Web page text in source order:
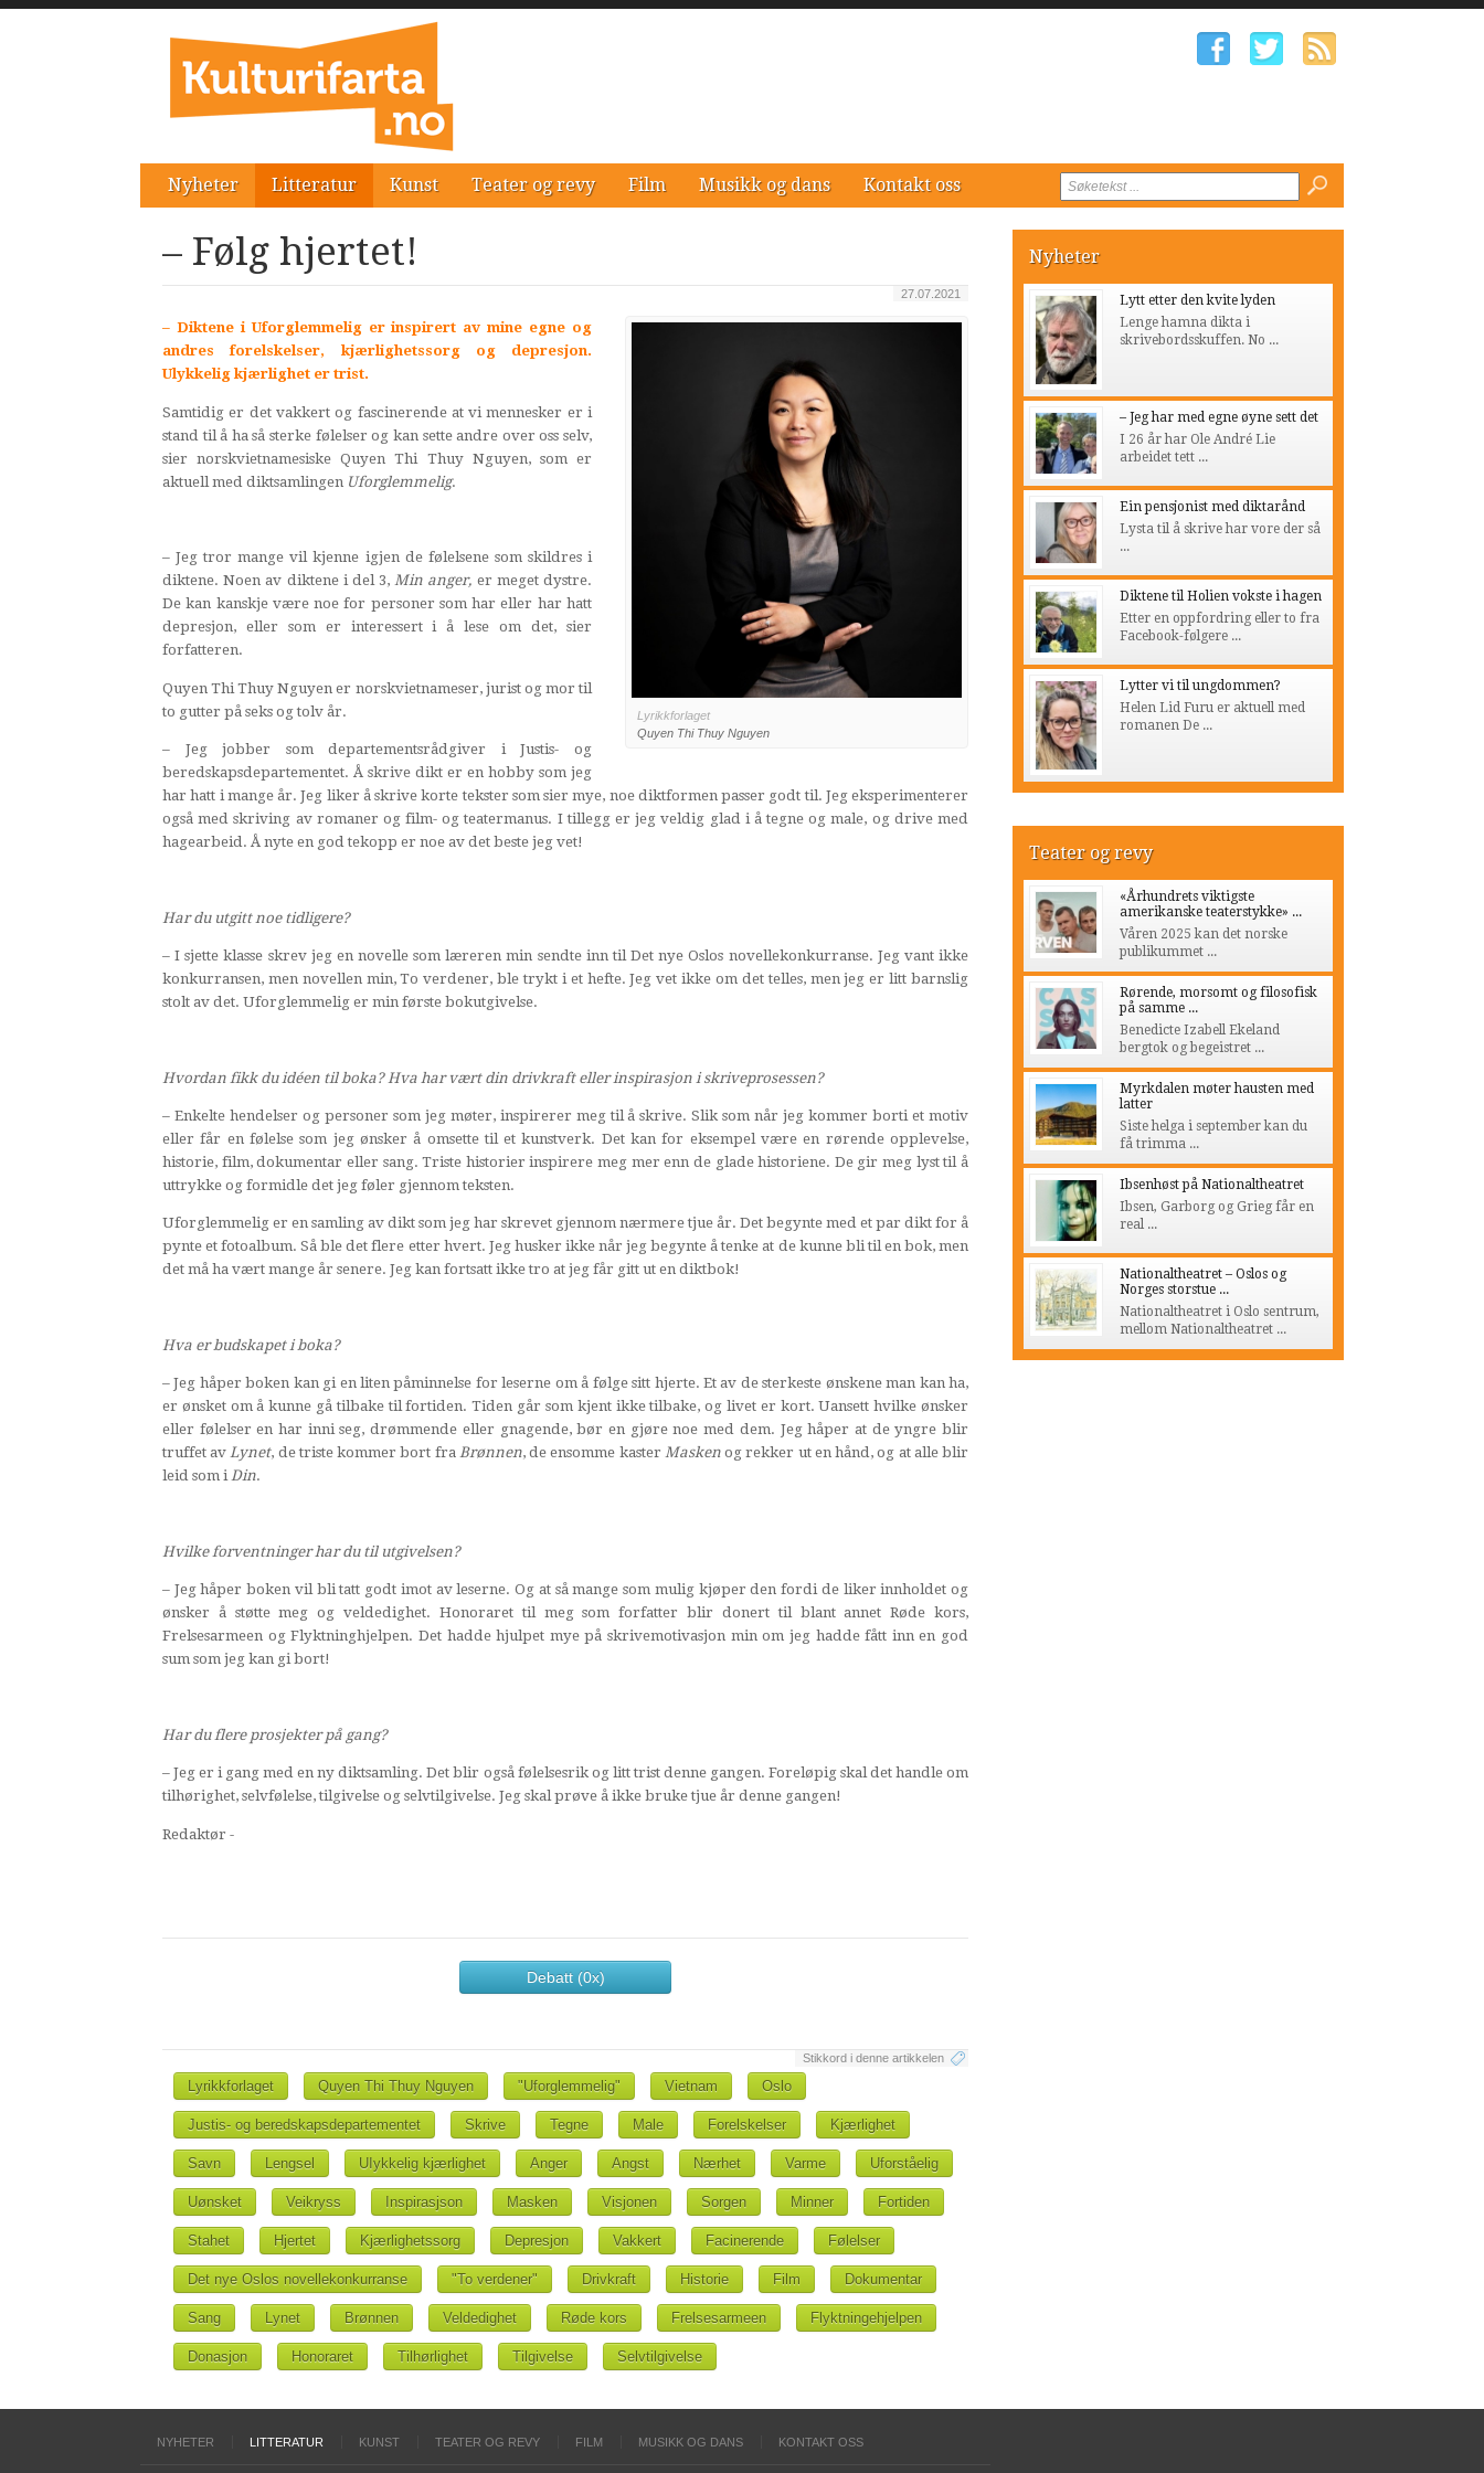
Nyheter Litteratur Kunst Teater og revy Film Musikk og dans Kontakt oss
– Følg hjertet!
27.07.2021
Lyrikkforlaget
Quyen Thi Thuy Nguyen
– Diktene i Uforglemmelig er inspirert av mine egne og
andres forelskelser, kjærlighetssorg og depresjon.
Ulykkelig kjærlighet er trist.
Samtidig er det vakkert og fascinerende at vi mennesker er i
stand til å ha så sterke følelser og kan sette andre over oss selv,
sier norskvietnamesiske Quyen Thi Thuy Nguyen, som er
aktuell med diktsamlingen Uforglemmelig.
– Jeg tror mange vil kjenne igjen de følelsene som skildres i
diktene. Noen av diktene i del 3,Min anger, er meget dystre.
De kan kanskje være noe for personer som har eller har hatt
depresjon, eller som er interessert i å lese om det, sier
forfatteren.
Quyen Thi Thuy Nguyen er norskvietnameser, jurist og mor til
to gutter på seks og tolv år.
– Jeg jobber som departementsrådgiver i Justis- og
beredskapsdepartementet. Å skrive dikt er en hobby som jeg
har hatt i mange år. Jeg liker å skrive korte tekster som sier mye, noe diktformen passer godt til. Jeg eksperimenterer
også med skriving av romaner og film- og teatermanus. I tillegg er jeg veldig glad i å tegne og male, og drive med
hagearbeid. Å nyte en god tekopp er noe av det beste jeg vet!
Har du utgitt noe tidligere?
– I sjette klasse skrev jeg en novelle som læreren min sendte inn til Det nye Oslos novellekonkurranse. Jeg vant ikke
konkurransen, men novellen min, To verdener, ble trykt i et hefte. Jeg vet ikke om det telles, men jeg er litt barnslig
stolt av det. Uforglemmelig er min første bokutgivelse.
Hvordan fikk du idéen til boka? Hva har vært din drivkraft eller inspirasjon i skriveprosessen?
– Enkelte hendelser og personer som jeg møter, inspirerer meg til å skrive. Slik som når jeg kommer borti et motiv
eller får en følelse som jeg ønsker å omsette til et kunstverk. Det kan for eksempel være en rørende opplevelse,
historie, film, dokumentar eller sang. Triste historier inspirere meg mer enn de glade historiene. De gir meg lyst til å
uttrykke og formidle det jeg føler gjennom teksten.
Uforglemmelig er en samling av dikt som jeg har skrevet gjennom nærmere tjue år. Det begynte med et par dikt for å
pynte et fotoalbum. Så ble det flere etter hvert. Jeg husker ikke når jeg begynte å tenke at de kunne bli til en bok, men
det må ha vært mange år senere. Jeg kan fortsatt ikke tro at jeg får gitt ut en diktbok!
Hva er budskapet i boka?
– Jeg håper boken kan gi en liten påminnelse for leserne om å følge sitt hjerte. Et av de sterkeste ønskene man kan ha,
er ønsket om å kunne gå tilbake til fortiden. Tiden går som kjent ikke tilbake, og livet er kort. Uansett hvilke ønsker
eller følelser en har inni seg, drømmende eller gnagende, bør en gjøre noe med dem. Jeg håper at de yngre blir
truffet avLynet, de triste kommer bort fra Brønnen, de ensomme kaster Maskenog rekker ut en hånd, og at alle blir
leid som iDin.
Hvilke forventninger har du til utgivelsen?
– Jeg håper boken vil bli tatt godt imot av leserne. Og at så mange som mulig kjøper den fordi de liker innholdet og
ønsker å støtte meg og veldedighet. Honoraret til meg som forfatter blir donert til blant annet Røde kors,
Frelsesarmeen og Flyktninghjelpen. Det hadde hjulpet mye på skrivemotivasjon min om jeg hadde fått inn en god
sum som jeg kan gi bort!
Har du flere prosjekter på gang?
– Jeg er i gang med en ny diktsamling. Det blir også følelsesrik og litt trist denne gangen. Foreløpig skal det handle om
tilhørighet, selvfølelse, tilgivelse og selvtilgivelse. Jeg skal prøve å ikke bruke tjue år denne gangen!
Redaktør -
Debatt (0x)
Stikkord i denne artikkelen
Lyrikkforlaget Quyen Thi Thuy Nguyen "Uforglemmelig" Vietnam Oslo
Justis- og beredskapsdepartementet Skrive Tegne Male Forelskelser Kjærlighet
Savn Lengsel UIykkelig kjærlighet Anger Angst Nærhet Varme Uforståelig
Uønsket Veikryss Inspirasjson Masken Visjonen Sorgen Minner Fortiden
Stahet Hjertet Kjærlighetssorg Depresjon Vakkert Facinerende Følelser
Det nye Oslos novellekonkurranse "To verdener" Drivkraft Historie Film Dokumentar
Sang Lynet Brønnen Veldedighet Røde kors Frelsesarmeen Flyktningehjelpen
Donasjon Honoraret Tilhørlighet Tilgivelse Selvtilgivelse
Nyheter
Lytt etter den kvite lyden
Lenge hamna dikta i
skrivebordsskuffen. No ...
– Jeg har med egne øyne sett det
I 26 år har Ole André Lie
arbeidet tett ...
Ein pensjonist med diktarånd
Lysta til å skrive har vore der så
...
Diktene til Holien vokste i hagen
Etter en oppfordring eller to fra
Facebook-følgere ...
Lytter vi til ungdommen?
Helen Lid Furu er aktuell med
romanen De ...
Teater og revy
«Århundrets viktigste
amerikanske teaterstykke» ...
Våren 2025 kan det norske
publikummet ...
Rørende, morsomt og filosofisk
på samme ...
Benedicte Izabell Ekeland
bergtok og begeistret ...
Myrkdalen møter hausten med
latter
Siste helga i september kan du
få trimma ...
Ibsenhøst på Nationaltheatret
Ibsen, Garborg og Grieg får en
real ...
Nationaltheatret – Oslos og
Norges storstue ...
Nationaltheatret i Oslo sentrum,
mellom Nationaltheatret ...
NYHETER LITTERATUR KUNST TEATER OG REVY FILM MUSIKK OG DANS KONTAKT OSS